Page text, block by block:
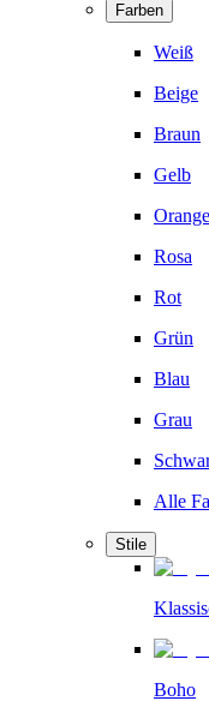
Farben
Weiß
Beige
Braun
Gelb
Orange
Rosa
Rot
Grün
Blau
Grau
Alle
Stile
Boho